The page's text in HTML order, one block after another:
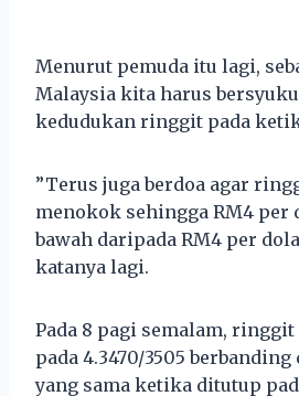
Menurut pemuda itu lagi,
Malaysia kita harus
kedudukan ringgit pada
”Terus juga berdoa agar
menokok sehingga RM4 per
bawah daripada RM4 per
katanya lagi.
Pada 8 pagi semalam,
pada 4.3470/3505 berbanding
yang sama ketika ditutup